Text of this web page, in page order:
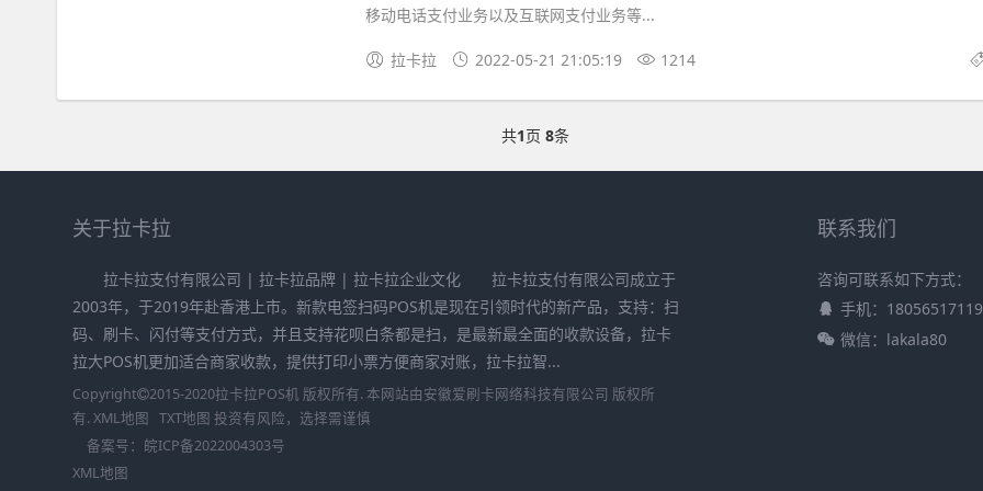
移动电话支付业务以及互联网支付业务等...
拉卡拉 2022-05-21 21:05:19 1214
共1页8条
关于拉卡拉
拉卡拉支付有限公司 | 拉卡拉品牌 | 拉卡拉企业文化 拉卡拉支付有限公司成立于
2003年，于2019年赴香港上市。新款电签扫码POS机是现在引领时代的新产品，支持：扫
码、刷卡、闪付等支付方式，并且支持花呗白条都是扫，是最新最全面的收款设备，拉卡
拉大POS机更加适合商家收款，提供打印小票方便商家对账，拉卡拉智...
Copyright 2015-2020拉卡拉POS机 版权所有. 本网站由安徽爱刷卡网络科技有限公司 版权所
有. XML地图 TXT地图 投资有风险，选择需谨慎
备案号： 皖ICP备2022004303号
XML地图
联系我们
咨询可联系如下方式：
手机：18056517119
微信：lakala80